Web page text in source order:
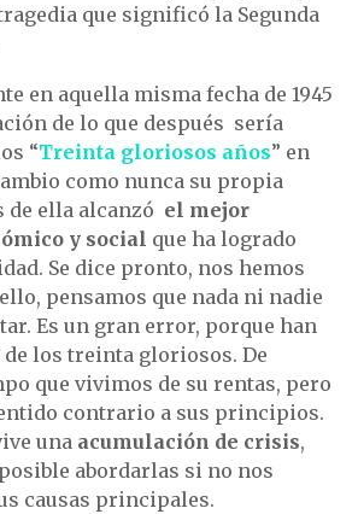
que significó la Segunda
en aquella misma fecha de 1945
de lo que después sería
“Treinta gloriosos años” en
como nunca su propia
ella alcanzó el mejor
y social que ha logrado
Se dice pronto, nos hemos
pensamos que nada ni nadie
Es un gran error, porque han
los treinta gloriosos. De
que vivimos de su rentas, pero
contrario a sus principios.
una acumulación de crisis,
abordarlas si no nos
causas principales.